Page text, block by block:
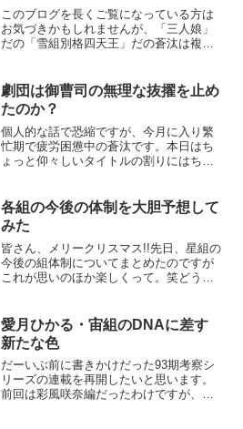
このブログを長くご覧になっている方は
お気づきかもしれませんが、「三人娘」
だの「雪組別格四天王」だの蒼汰は複数
こと帆純まひろ、英かおと、諏訪さきの3
名。この3名はご存じの通り、「不遇の世
代」扱いされがちな99期生の中で、最終
学年で...
劇団は御曹司の無理な抜擢を止め
たのか？
個人的な話で恐縮ですが、今月に入り繁
忙期で疲労困憊中の蒼汰です。本日はち
ょっと仰々しいタイトルの割りにはちょ
についてです。御曹司の無理な抜擢を止
めたのか？タカラジェンヌの中には、劇
団からの期待を一身に背負い、入団当初
から集中的に...
各組の今後の体制を大胆予想して
みた
皆さん、メリークリスマス!!先日、星組の
今後の組体制についてまとめたのですが
これが思いのほか楽しくって。笑どうせ
った出来事（組替え等）についての後出
し的解説ばかりでしたので、たまには予
想ゲームも楽しいですよねー。あくまで
超個...
愛月ひかる・宙組のDNAに差す
新たな色
だーいぶ前に書きかけだった93期考察シ
リーズの連載を再開したいと思います。
前回は彩風咲奈編だったわけですが、当